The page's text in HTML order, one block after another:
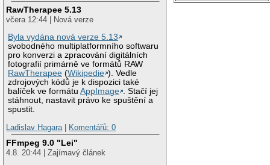
RawTherapee 5.13
včera 12:44 | Nová verze
Byla vydána nová verze 5.13
svobodného multiplatformního softwaru
pro konverzi a zpracování digitálních
fotografií primárně ve formátů RAW
RawTherapee (Wikipedie ). Vedle
zdrojových kódů je k dispozici také
balíček ve formátuAppImage . Stačí jej
stáhnout, nastavit právo ke spuštění a
spustit.
Ladislav Hagara
Komentářů: 0
FFmpeg 9.0 "Lei"
4.8. 20:44 | Zajímavý článek